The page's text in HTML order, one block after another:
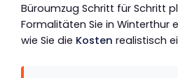
Büroumzug Schritt für Schritt
Formalitäten Sie in Winterthur
wie Sie die Kosten realistisch